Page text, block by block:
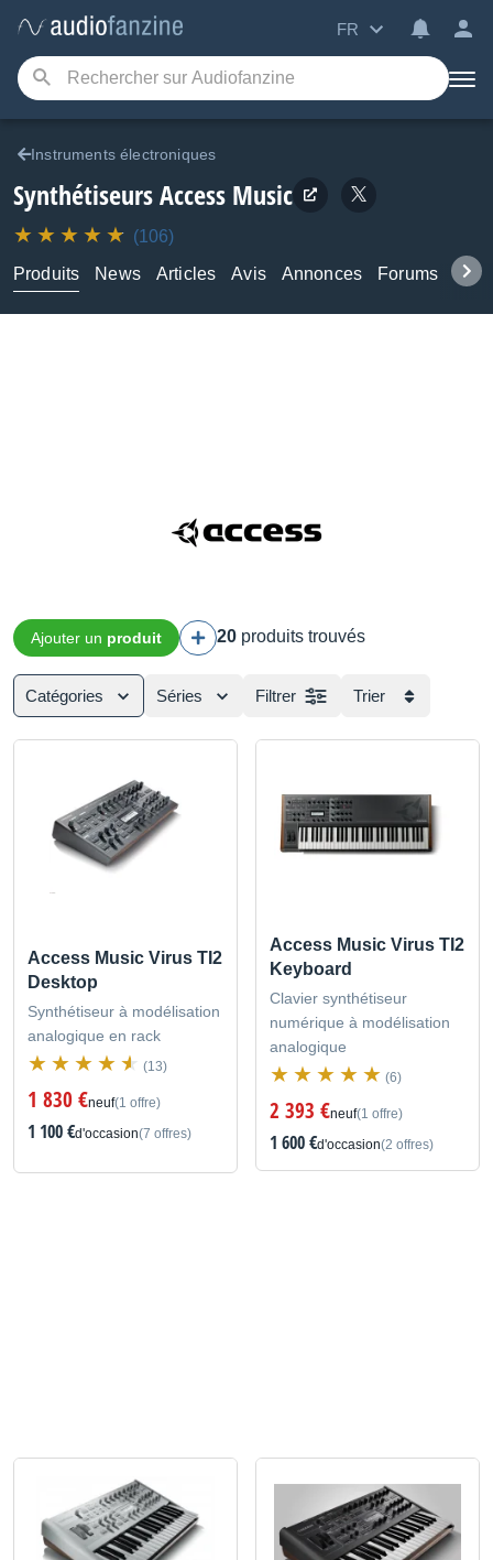
FR
Instruments électroniques
SynthétiseursAccess Music
(106)
Produits
News Articles Avis Annonces Forums
Ajouter un produit 20 produits trouvés
Catégories Séries Filtrer Trier
Access Music Virus TI2
Desktop
Synthétiseur à modélisation
analogique en rack
(13)
1 830 €neuf(1 offre)
1 100 €d'occasion(7 offres)
Access Music Virus TI2
Keyboard
Clavier synthétiseur
numérique à modélisation
analogique
(6)
2 393 €neuf(1 offre)
1 600 €d'occasion(2 offres)